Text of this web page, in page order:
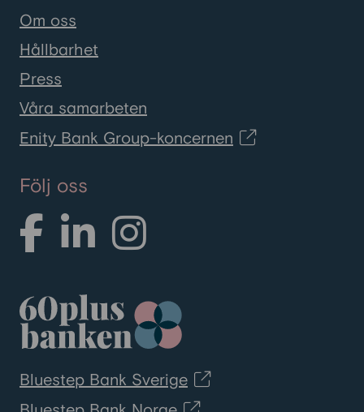
Om oss
Hållbarhet
Press
Våra samarbeten
Enity Bank Group-koncernen
Följ oss
Bluestep Bank Sverige